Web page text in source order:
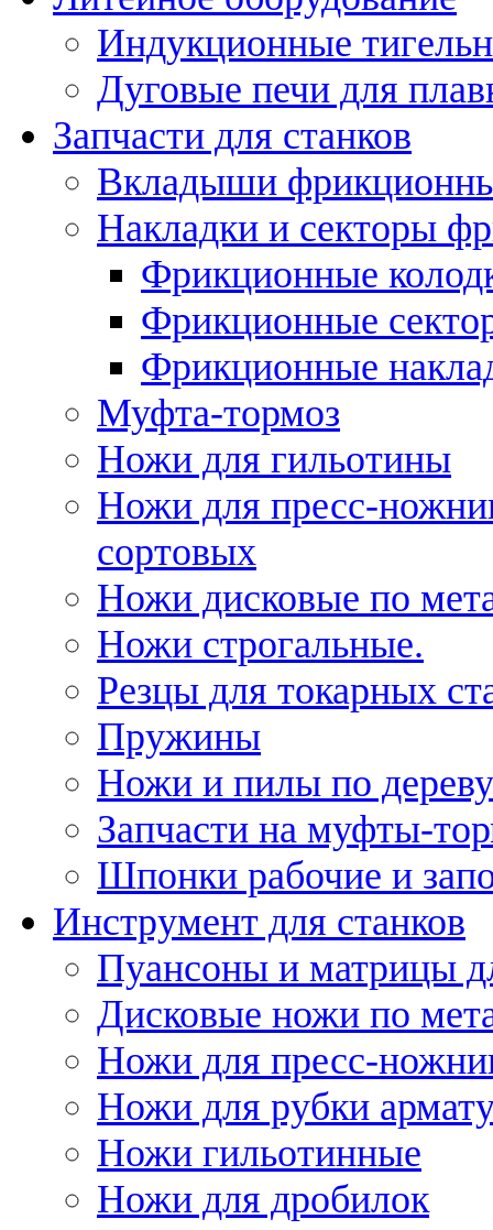
Индукционные
Дуговые печи для
Запчасти для станков
Вкладыши
Накладки и секторы
Фрикционные
Фрикционные
Фрикционные
Муфта-тормоз
Ножи для гильотины
Ножи для пресс-
сортовых
Ножи дисковые по
Ножи строгальные.
Резцы для токарных
Пружины
Ножи и пилы по дереву
Запчасти на муфты-
Шпонки рабочие и
Инструмент для станков
Пуансоны и матрицы
Дисковые ножи по
Ножи для пресс-
Ножи для рубки
Ножи гильотинные
Ножи для дробилок